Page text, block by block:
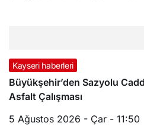
Kayseri haberleri
Büyükşehir’den Sazyolu
Asfalt Çalışması
5 Ağustos 2026 - Çar - 11:50